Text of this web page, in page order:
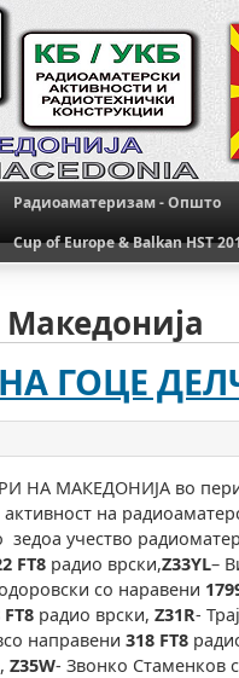
Радиоаматеризам - Општо
Cup of Europe & Balkan HST
ГОЦЕ
МАКЕДОНИЈА во
на
учество
FT8 радио врски,Z33YL–
со наравени
FT8 радио врски, Z31R-
направени 318 FT8
Z35W- Звонко Стаменков